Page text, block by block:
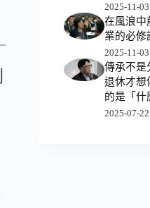
2025-11-03
在風浪中
業的必修
2025-11-03
傳承不是
退休才想
的是「什
2025-07-22